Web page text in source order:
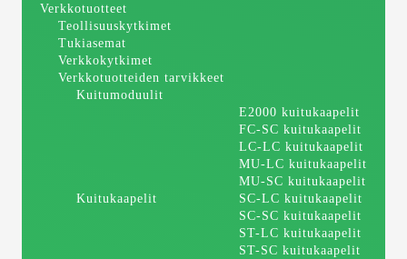
Verkkotuotteet
Teollisuuskytkimet
Tukiasemat
Verkkokytkimet
Verkkotuotteiden tarvikkeet
Kuitumoduulit
Kuitukaapelit
E2000 kuitukaapelit
FC-SC kuitukaapelit
LC-LC kuitukaapelit
MU-LC kuitukaapelit
MU-SC kuitukaapelit
SC-LC kuitukaapelit
SC-SC kuitukaapelit
ST-LC kuitukaapelit
ST-SC kuitukaapelit